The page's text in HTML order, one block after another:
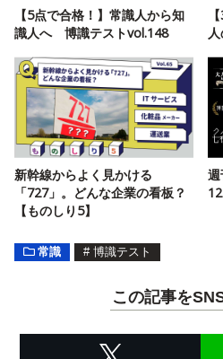
【5点で合格！】常識人から知
識人へ 博識テストvol.148
新幹線からよく見かける
「727」。どんな企業の看板？
【ものしり5】
12
常識 # 博識テスト
この記事を